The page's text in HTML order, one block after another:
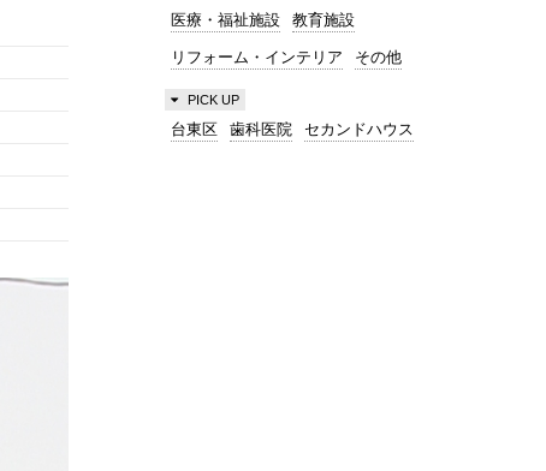
医療・福祉施設 教育施設
リフォーム・インテリア その他
PICK UP
台東区 歯科医院 セカンドハウス